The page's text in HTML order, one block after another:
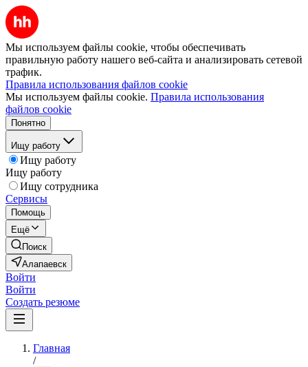
Мы используем файлы cookie, чтобы обеспечивать
правильную работу нашего веб-сайта и анализировать сетевой
трафик.
Правила использования файлов cookie
Мы используем файлы cookie. Правила использования
файлов cookie
Понятно
Ищу работу
Ищу работу
Ищу работу
Ищу сотрудника
Сервисы
Помощь
Ещё
Поиск
Алапаевск
Войти
Войти
Создать резюме
Главная
/